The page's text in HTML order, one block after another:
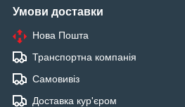
Умови доставки
Нова Пошта
Транспортна компанія
Самовивіз
Доставка кур'єром